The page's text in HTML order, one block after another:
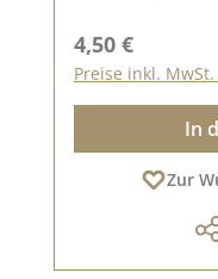
Regulärer Preis:
4,50 €
Preise inkl.
In
Zur